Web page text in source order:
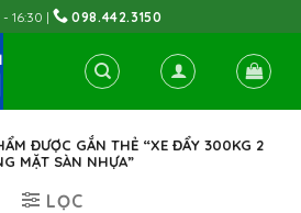
16:30 | 098.442.3150
ĐƯỢC GẮN THẺ “XE ĐẨY 300KG 2
MẶT SÀN NHỰA”
LỌC